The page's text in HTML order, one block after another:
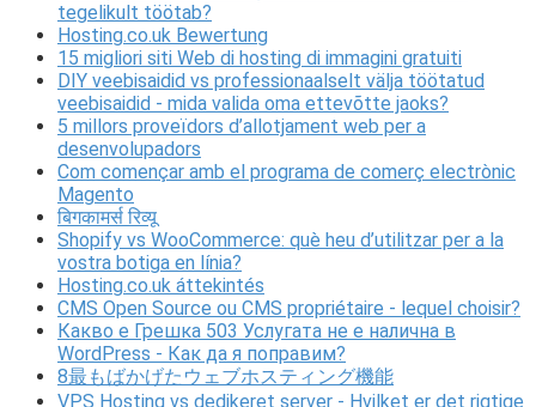
tegelikult töötab?
Hosting.co.uk Bewertung
15 migliori siti Web di hosting di immagini gratuiti
DIY veebisaidid vs professionaalselt välja töötatud
veebisaidid - mida valida oma ettevõtte jaoks?
5 millors proveïdors d’allotjament web per a
desenvolupadors
Com començar amb el programa de comerç electrònic
Magento
बिगकामर्स रिव्यू
Shopify vs WooCommerce: què heu d’utilitzar per a la
vostra botiga en línia?
Hosting.co.uk áttekintés
CMS Open Source ou CMS propriétaire - lequel choisir?
Какво е Грешка 503 Услугата не е налична в
WordPress - Как да я поправим?
8最もばかげたウェブホスティング機能
VPS Hosting vs dedikeret server - Hvilket er det rigtige